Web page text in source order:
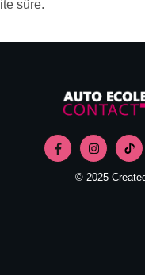
sûre.
© 2025